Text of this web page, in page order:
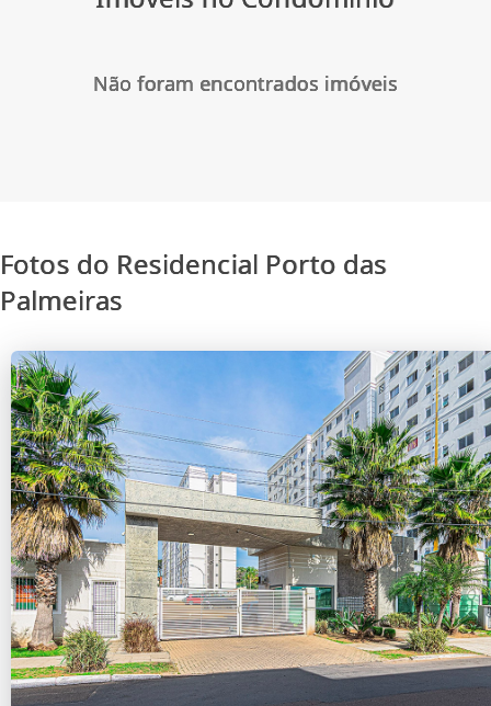
Não foram encontrados imóveis
Fotos do Residencial Porto das
Palmeiras